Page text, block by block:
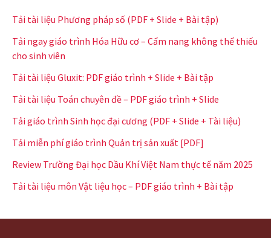
Tải tài liệu Phương pháp số (PDF + Slide + Bài tập)
Tải ngay giáo trình Hóa Hữu cơ – Cẩm nang không thể thiếu
cho sinh viên
Tải tài liệu Gluxit: PDF giáo trình + Slide + Bài tập
Tải tài liệu Toán chuyên đề – PDF giáo trình + Slide
Tải giáo trình Sinh học đại cương (PDF + Slide + Tài liệu)
Tải miễn phí giáo trình Quản trị sản xuất [PDF]
Review Trường Đại học Dầu Khí Việt Nam thực tế năm 2025
Tải tài liệu môn Vật liệu học – PDF giáo trình + Bài tập